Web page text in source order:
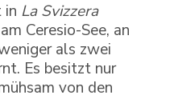
in La Svizzera
Ceresio-See, an
als zwei
Es besitzt nur
von den